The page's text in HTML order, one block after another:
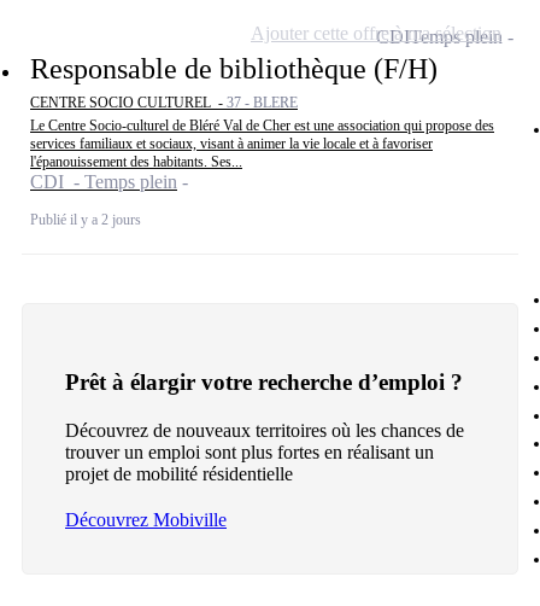
Responsable de bibliothèque (F/H)
CENTRE SOCIO CULTUREL - 37 - BLERE
Le Centre Socio-culturel de Bléré Val de Cher est une association qui propose des
services familiaux et sociaux, visant à animer la vie locale et à favoriser
l'épanouissement des habitants. Ses...
CDI - Temps plein
Publié il y a 2 jours
CDITemps plein
Ajouter cette offre à ma sélection
Prêt à élargir votre recherche d’emploi ?
Découvrez de nouveaux territoires où les chances de
trouver un emploi sont plus fortes en réalisant un
projet de mobilité résidentielle
Découvrez Mobiville